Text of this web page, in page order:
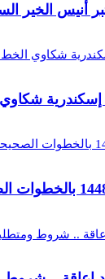
الموحد 1448
الخط الساخن